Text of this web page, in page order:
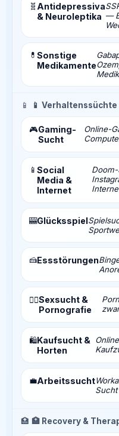
🧬 Antidepressiva
& Neuroleptika —
💊 Sonstige
Medikamente
📱 📱 Verhaltenssüchte
🎮Gaming-
Sucht
Online-
📱 Social
Media &
Internet
🎰Glücksspiel
🍰Essstörungen
❤️‍🔥Sexsucht &
Pornografie
🛍️Kaufsucht &
Horten
💼Arbeitssucht
🏥 🏥 Recovery &